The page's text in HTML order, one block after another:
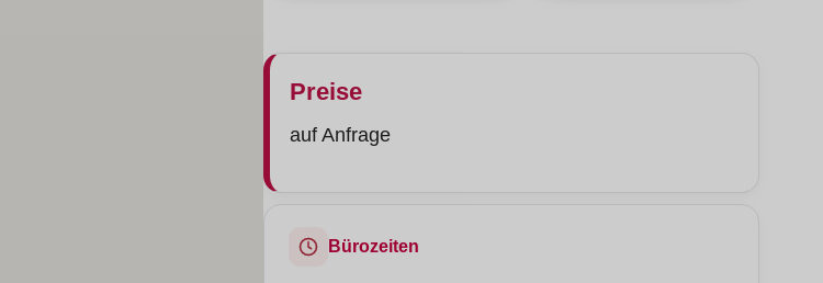
Preise
auf Anfrage
Bürozeiten